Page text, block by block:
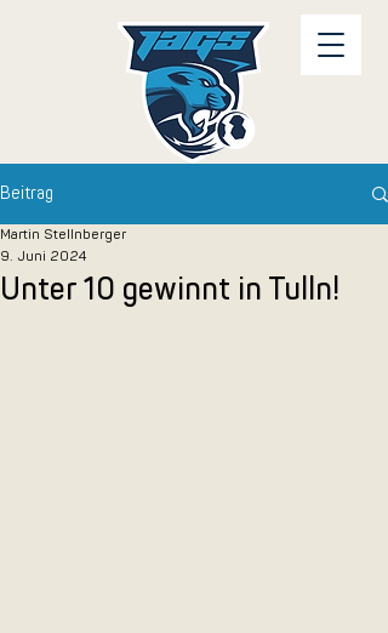
Beitrag
Unter 10 gewinnt in Tulln!
Martin Stellnberger
9. Juni 2024